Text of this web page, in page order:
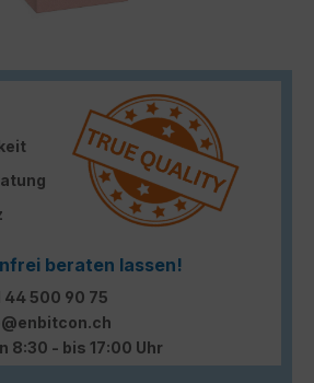
beraten lassen!
44 500 90 75
8:30 - bis 17:00 Uhr